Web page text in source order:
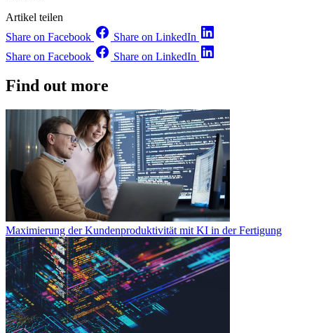
Artikel teilen
Share on Facebook
Share on LinkedIn
Share on Facebook
Share on LinkedIn
Find out more
Maximierung der Kundenproduktivität mit KI in der Fertigung